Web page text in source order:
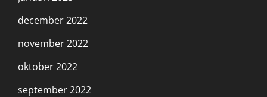
december 2022
november 2022
oktober 2022
september 2022